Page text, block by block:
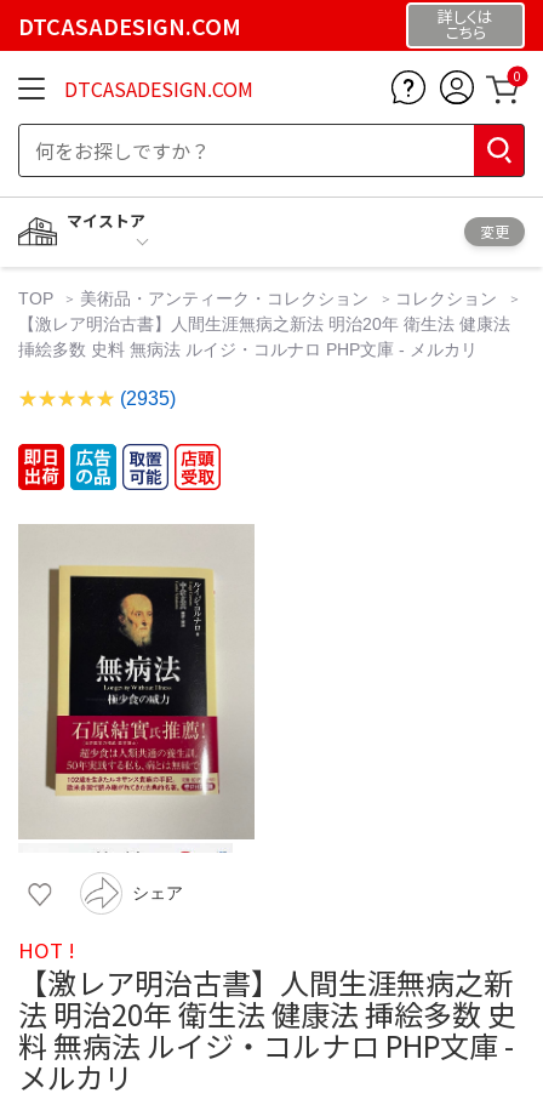
DTCASADESIGN.COM 詳しくは
こちら
DTCASADESIGN.COM 0
マイストア
変更
TOP 美術品・アンティーク・コレクション
コレクション
【激レア明治古書】人間生涯無病之新法 明治20年 衛生法 健康法
挿絵多数 史料 無病法 ルイジ・コルナロ PHP文庫 - メルカリ
(2935)
シェア
HOT !
【激レア明治古書】人間生涯無病之新
法 明治20年 衛生法 健康法 挿絵多数 史
料 無病法 ルイジ・コルナロ PHP文庫 -
メルカリ